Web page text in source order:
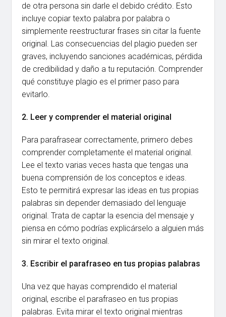
de otra persona sin darle el debido crédito. Esto
incluye copiar texto palabra por palabra o
simplemente reestructurar frases sin citar la fuente
original. Las consecuencias del plagio pueden ser
graves, incluyendo sanciones académicas, pérdida
de credibilidad y daño a tu reputación. Comprender
qué constituye plagio es el primer paso para
evitarlo.
2. Leer y comprender el material original
Para parafrasear correctamente, primero debes
comprender completamente el material original.
Lee el texto varias veces hasta que tengas una
buena comprensión de los conceptos e ideas.
Esto te permitirá expresar las ideas en tus propias
palabras sin depender demasiado del lenguaje
original. Trata de captar la esencia del mensaje y
piensa en cómo podrías explicárselo a alguien más
sin mirar el texto original.
3. Escribir el parafraseo en tus propias palabras
Una vez que hayas comprendido el material
original, escribe el parafraseo en tus propias
palabras. Evita mirar el texto original mientras